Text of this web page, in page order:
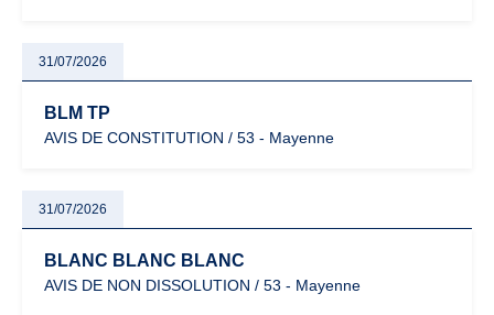
31/07/2026
BLM TP
AVIS DE CONSTITUTION / 53 - Mayenne
31/07/2026
BLANC BLANC BLANC
AVIS DE NON DISSOLUTION / 53 - Mayenne